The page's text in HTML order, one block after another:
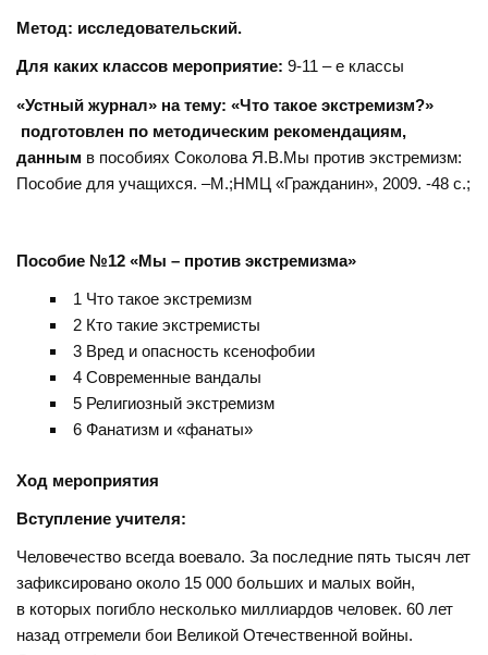
Метод: исследовательский.
Для каких классов мероприятие: 9-11 – е классы
«Устный журнал» на тему: «Что такое экстремизм?»
подготовлен по методическим рекомендациям,
данным в пособиях Соколова Я.В.Мы против экстремизм:
Пособие для учащихся. –М.;НМЦ «Гражданин», 2009. -48 с.;
Пособие №12 «Мы – против экстремизма»
1 Что такое экстремизм
2 Кто такие экстремисты
3 Вред и опасность ксенофобии
4 Современные вандалы
5 Религиозный экстремизм
6 Фанатизм и «фанаты»
Ход мероприятия
Вступление учителя:
Человечество всегда воевало. За последние пять тысяч лет
зафиксировано около 15 000 больших и малых войн,
в которых погибло несколько миллиардов человек. 60 лет
назад отгремели бои Великой Отечественной войны.